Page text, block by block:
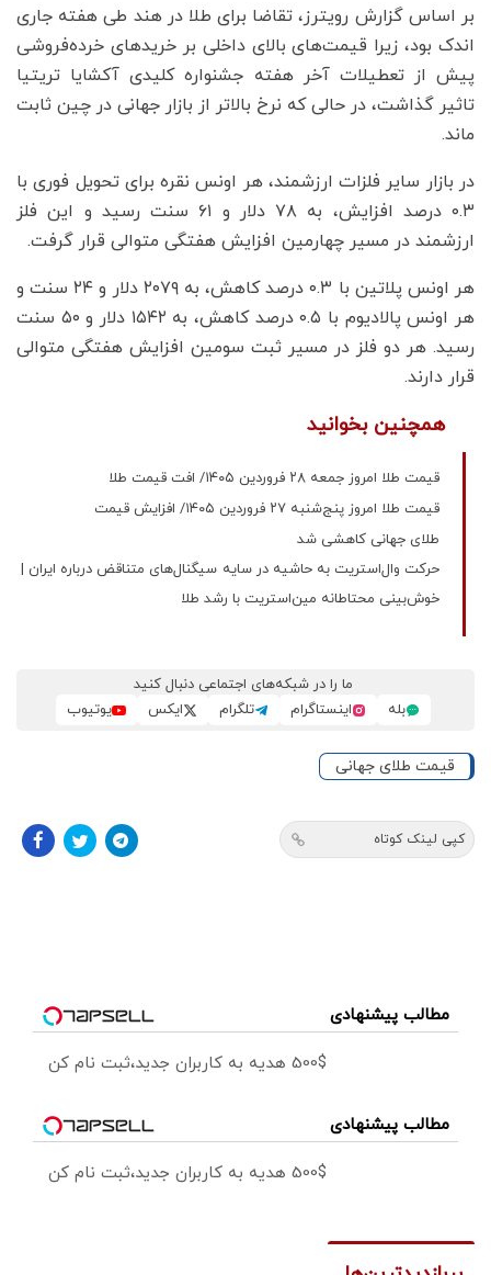
بر اساس گزارش رویترز، تقاضا برای طلا در هند طی هفته جاری
اندک بود، زیرا قیمت‌های بالای داخلی بر خریدهای خرده‌فروشی
پیش از تعطیلات آخر هفته جشنواره کلیدی آکشایا تریتیا
تاثیر گذاشت، در حالی که نرخ بالاتر از بازار جهانی در چین ثابت
ماند.
در بازار سایر فلزات ارزشمند، هر اونس نقره برای تحویل فوری با
۰.۳ درصد افزایش، به ۷۸ دلار و ۶۱ سنت رسید و این فلز
ارزشمند در مسیر چهارمین افزایش هفتگی متوالی قرار گرفت.
هر اونس پلاتین با ۰.۳ درصد کاهش، به ۲۰۷۹ دلار و ۲۴ سنت و
هر اونس پالادیوم با ۰.۵ درصد کاهش، به ۱۵۴۲ دلار و ۵۰ سنت
رسید. هر دو فلز در مسیر ثبت سومین افزایش هفتگی متوالی
قرار دارند.
همچنین بخوانید
قیمت طلا امروز جمعه ۲۸ فروردین ۱۴۰۵/ افت قیمت طلا
قیمت طلا امروز پنج‌شنبه ۲۷ فروردین ۱۴۰۵/ افزایش قیمت
طلای جهانی کاهشی شد
حرکت وال‌استریت به حاشیه در سایه سیگنال‌های متناقض درباره ایران |
خوش‌بینی محتاطانه مین‌استریت با رشد طلا
ما را در شبکه‌های اجتماعی دنبال کنید
بله
اینستاگرام تلگرام ایکس یوتیوب
قیمت طلای جهانی
کپی لینک کوتاه
مطالب پیشنهادی
500$ هدیه به کاربران جدید،ثبت نام کن
مطالب پیشنهادی
500$ هدیه به کاربران جدید،ثبت نام کن